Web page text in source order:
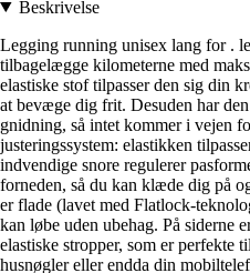
Beskrivelse
Legging running unisex lang for .
tilbagelægge kilometerne med
elastiske stof tilpasser den sig din
at bevæge dig frit. Desuden har
gnidning, så intet kommer i vejen
justeringssystem: elastikken
indvendige snore regulerer
forneden, så du kan klæde dig på
er flade (lavet med Flatlock-
kan løbe uden ubehag. På siderne
elastiske stropper, som er perfekte
husnøgler eller endda din